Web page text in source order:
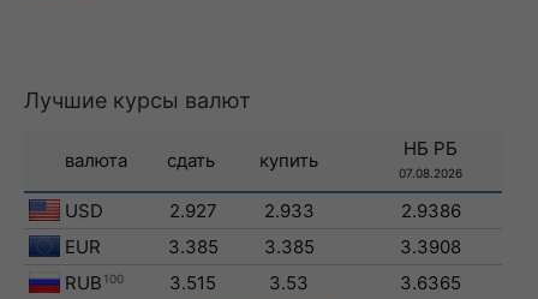
Лучшие курсы валют
валюта сдать купить
НБ РБ
07.08.2026
USD 2.927 2.933
2.9386
EUR
3.385 3.385
3.3908
RUB 100 3.515 3.53
3.6365